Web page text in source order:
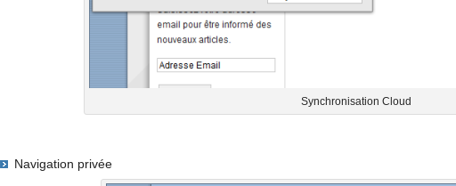
Synchronisation Cloud
Navigation privée